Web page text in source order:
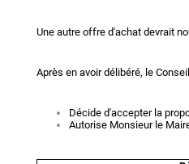
Une autre offre d'achat devrait
Après en avoir délibéré, le
Décide d'accepter la
Autorise Monsieur le